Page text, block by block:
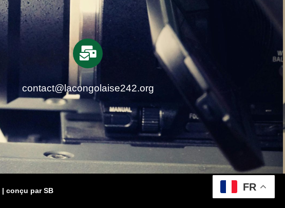
contact@lacongolaise242.org
| conçu par SB FR